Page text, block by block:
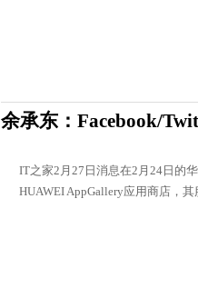
余承东：Facebook/
IT之家2月27日消息在2月24日的
HUAWEI AppGallery应用商店，